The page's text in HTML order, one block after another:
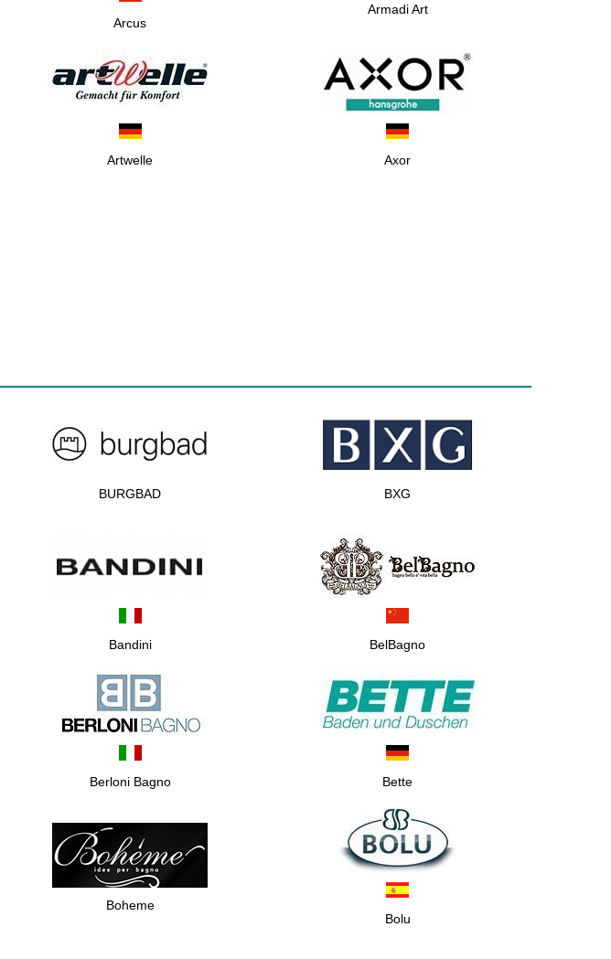
Arcus
Armadi Art
Artwelle Axor
BURGBAD BXG
Bandini BelBagno
Berloni Bagno Bette
Boheme
Bolu